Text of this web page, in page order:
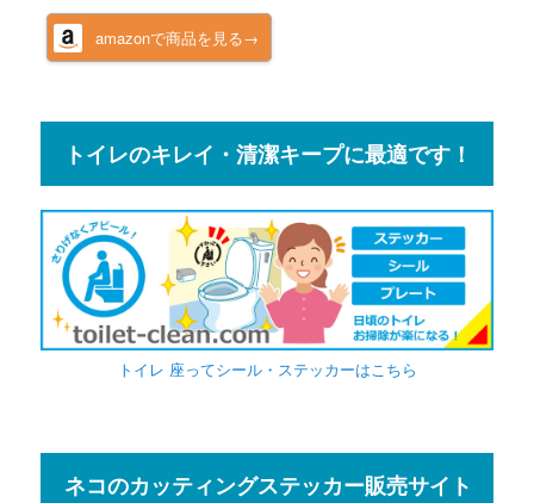
amazonで商品を見る→
トイレのキレイ・清潔キープに最適です！
トイレ 座ってシール・ステッカーはこちら
ネコのカッティングステッカー販売サイト